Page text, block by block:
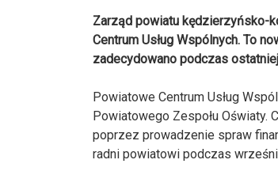
Zarząd powiatu kędzierzyńsko-
Centrum Usług Wspólnych. To
zadecydowano podczas
Powiatowe Centrum Usług
Powiatowego Zespołu Oświaty.
poprzez prowadzenie spraw
radni powiatowi podczas